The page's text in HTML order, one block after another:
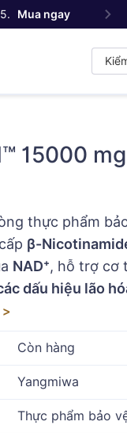
Mua ngay
15000 mg
thực phẩm
β-
NAD⁺, hỗ trợ cơ
dấu hiệu lão
Còn hàng
Yangmiwa
Thực phẩm bảo